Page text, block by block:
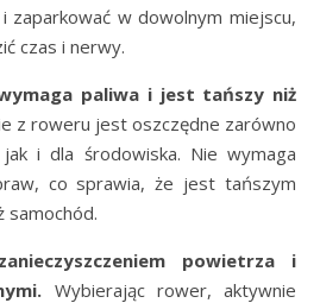
zaparkować w dowolnym miejscu,
czas i nerwy.
paliwa i jest tańszy niż
z roweru jest oszczędne zarówno
i dla środowiska. Nie wymaga
co sprawia, że jest tańszym
samochód.
powietrza i
Wybierając rower, aktywnie